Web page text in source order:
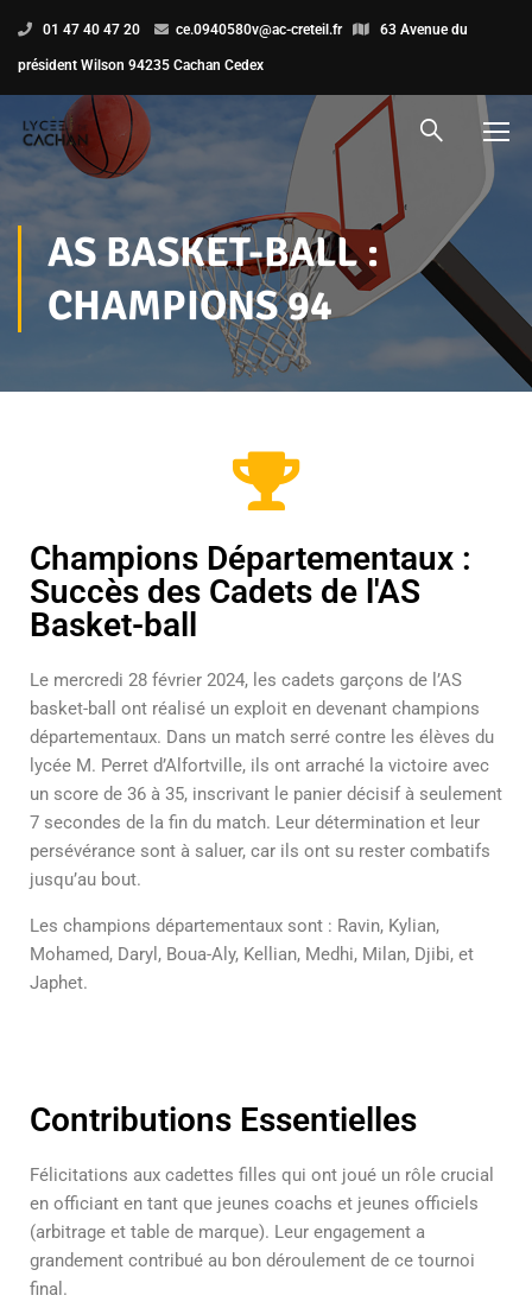
01 47 40 47 20 ce.0940580v@ac-creteil.fr 63 Avenue du
président Wilson 94235 Cachan Cedex
AS BASKET-BALL :
CHAMPIONS 94
Champions Départementaux :
Succès des Cadets de l'AS
Basket-ball
Le mercredi 28 février 2024, les cadets garçons de l’AS
basket-ball ont réalisé un exploit en devenant champions
départementaux. Dans un match serré contre les élèves du
lycée M. Perret d’Alfortville, ils ont arraché la victoire avec
un score de 36 à 35, inscrivant le panier décisif à seulement
7 secondes de la fin du match. Leur détermination et leur
persévérance sont à saluer, car ils ont su rester combatifs
jusqu’au bout.
Les champions départementaux sont : Ravin, Kylian,
Mohamed, Daryl, Boua-Aly, Kellian, Medhi, Milan, Djibi, et
Japhet.
Contributions Essentielles
Félicitations aux cadettes filles qui ont joué un rôle crucial
en officiant en tant que jeunes coachs et jeunes officiels
(arbitrage et table de marque). Leur engagement a
grandement contribué au bon déroulement de ce tournoi
final.